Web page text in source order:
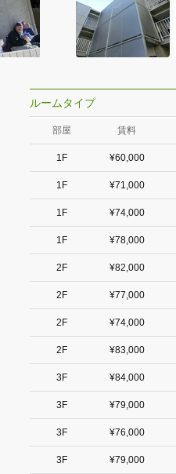
ルームタイプ
部屋 賃料
1F ¥60,000
1F ¥71,000
1F ¥74,000
1F ¥78,000
2F ¥82,000
2F ¥77,000
2F ¥74,000
2F ¥83,000
3F ¥84,000
3F ¥79,000
3F ¥76,000
3F ¥79,000